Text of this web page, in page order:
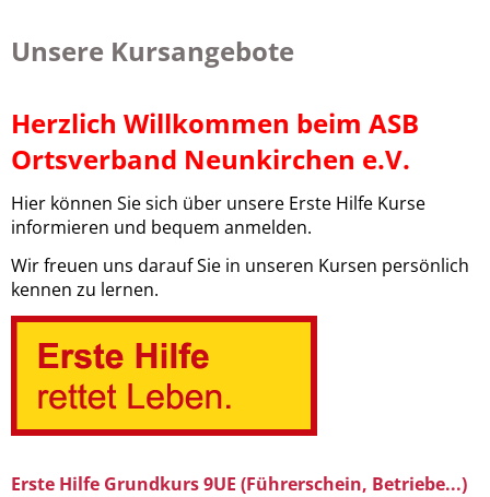
Unsere Kursangebote
Herzlich Willkommen beim ASB
Ortsverband Neunkirchen e.V.
Hier können Sie sich über unsere Erste Hilfe Kurse
informieren und bequem anmelden.
Wir freuen uns darauf Sie in unseren Kursen persönlich
kennen zu lernen.
Erste Hilfe Grundkurs 9UE (Führerschein, Betriebe...)